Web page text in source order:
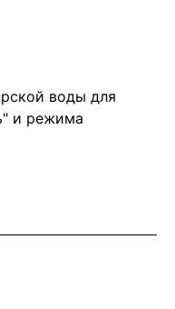
воды для
и режима